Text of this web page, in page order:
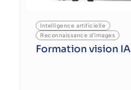
Intelligence artificielle
Reconnaissance d'images
Formation vision IA